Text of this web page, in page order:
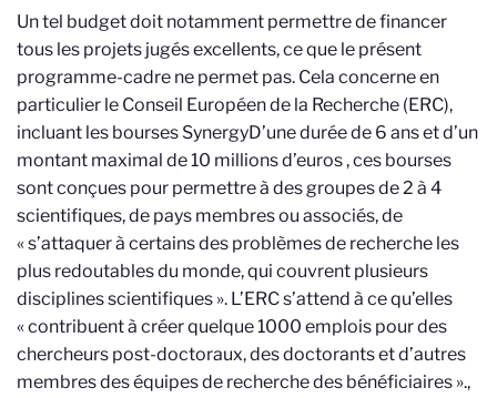
Un tel budget doit notamment permettre de financer
tous les projets jugés excellents, ce que le présent
programme-cadre ne permet pas. Cela concerne en
particulier le Conseil Européen de la Recherche (ERC),
incluant les bourses SynergyD’une durée de 6 ans et d’un
montant maximal de 10 millions d’euros , ces bourses
sont conçues pour permettre à des groupes de 2 à 4
scientifiques, de pays membres ou associés, de
« s’attaquer à certains des problèmes de recherche les
plus redoutables du monde, qui couvrent plusieurs
disciplines scientifiques ». L’ERC s’attend à ce qu’elles
« contribuent à créer quelque 1000 emplois pour des
chercheurs post-doctoraux, des doctorants et d’autres
membres des équipes de recherche des bénéficiaires ».,